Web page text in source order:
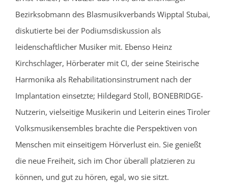
Bezirksobmann des Blasmusikverbands Wipptal Stubai,
diskutierte bei der Podiumsdiskussion als
leidenschaftlicher Musiker mit. Ebenso Heinz
Kirchschlager, Hörberater mit CI, der seine Steirische
Harmonika als Rehabilitationsinstrument nach der
Implantation einsetzte; Hildegard Stoll, BONEBRIDGE-
Nutzerin, vielseitige Musikerin und Leiterin eines Tiroler
Volksmusikensembles brachte die Perspektiven von
Menschen mit einseitigem Hörverlust ein. Sie genießt
die neue Freiheit, sich im Chor überall platzieren zu
können, und gut zu hören, egal, wo sie sitzt.